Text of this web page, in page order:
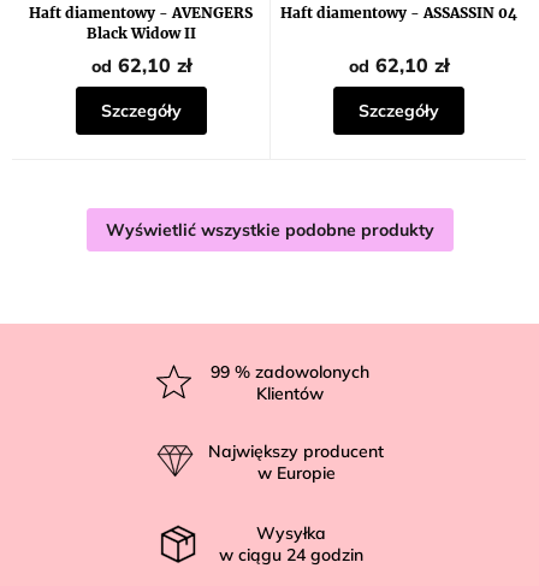
Haft diamentowy - AVENGERS
Black Widow II
produktu
wynosi
5,0
na
5
gwiazdek.
od 62,10 zł
Szczegóły
Haft diamentowy - ASSASSIN 04
od 62,10 zł
Szczegóły
Wyświetlić wszystkie podobne produkty
99 % zadowolonych
Klientów
Największy producent
w Europie
Wysyłka
w ciągu 24 godzin